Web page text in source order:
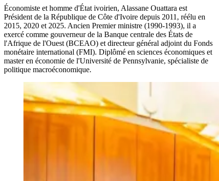
Économiste et homme d'État ivoirien, Alassane Ouattara est
Président de la République de Côte d'Ivoire depuis 2011, réélu en
2015, 2020 et 2025. Ancien Premier ministre (1990-1993), il a
exercé comme gouverneur de la Banque centrale des États de
l'Afrique de l'Ouest (BCEAO) et directeur général adjoint du Fonds
monétaire international (FMI). Diplômé en sciences économiques et
master en économie de l'Université de Pennsylvanie, spécialiste de
politique macroéconomique.